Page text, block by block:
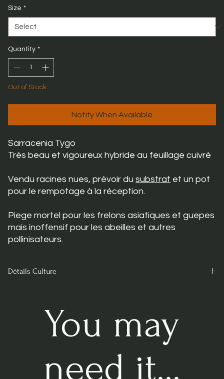
Size *
Quantity *
Out of Stock
Notify When Available
Sarracenia Tygo
Très beau et vigoureux hybride au feuillage cuivré
Vendu racines nues, prévoir dusubstrat et un pot
pour le rempotage à la réception.
Piege mortel pour les frelons asiatiques et guepes
mais inoffensif pour les abeilles et autres
pollinisateurs.
Détails Culture
vigueur de la plante et qu’elle ne meurt pas prématurément.
Besoin de lumière et d’eau en abondance.
Utiliser uniquement de l'eau déminéralisée, osmosée ou de
Pour plus de détails lisez notreguide sur l'eau
You may
need it...